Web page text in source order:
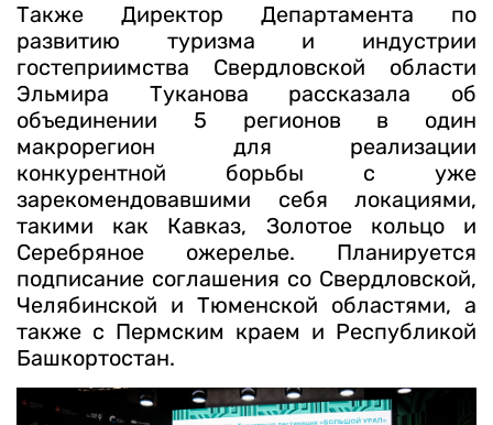
Также Директор Департамента по
развитию туризма и индустрии
гостеприимства Свердловской области
Эльмира Туканова рассказала об
объединении 5 регионов в один
макрорегион для реализации
конкурентной борьбы с уже
зарекомендовавшими себя локациями,
такими как Кавказ, Золотое кольцо и
Серебряное ожерелье. Планируется
подписание соглашения со Свердловской,
Челябинской и Тюменской областями, а
также с Пермским краем и Республикой
Башкортостан.